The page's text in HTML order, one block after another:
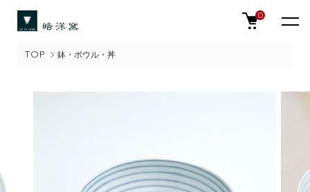
0
TOP 鉢・ボウル・丼